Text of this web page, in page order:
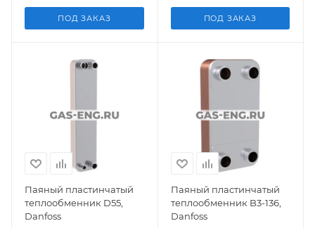
ПОД ЗАКАЗ ПОД ЗАКАЗ
Паяный пластинчатый
теплообменник D55,
Danfoss
Паяный пластинчатый
теплообменник B3-136,
Danfoss